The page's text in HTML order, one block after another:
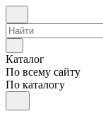
Каталог
По всему сайту
По каталогу